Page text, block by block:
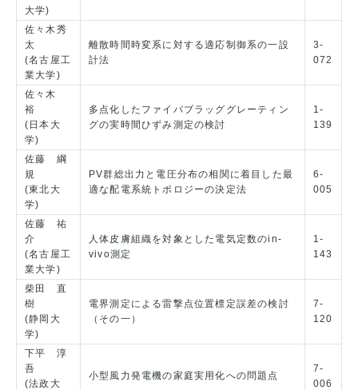
大学)
佐々木秀
太
(名古屋工
業大学)
離散時間時変系に対する適応制御系の一設
計法
3-
072
佐々木
裕
(日本大
学)
多点化したファイバブラッググレーティン
グの実時間ひずみ測定の検討
1-
139
佐藤 綱
規
(東北大
学)
PV群総出力と電圧分布の相関に着目した最
適な配電系統トポロジーの決定法
6-
005
佐藤 祐
介
(名古屋工
業大学)
人体皮膚組織を対象とした電気定数のin-
vivo測定
1-
143
柴田 直
樹
(静岡大
学)
電界測定による雷撃点位置標定誤差の検討
（その一）
7-
120
下平 淳
吾
(法政大
小型風力発電機の家庭実用化への問題点
7-
006